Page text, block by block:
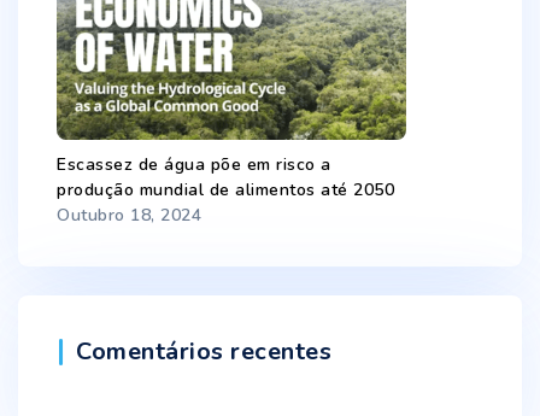
Escassez de água põe em risco a
produção mundial de alimentos até 2050
Outubro 18, 2024
Comentários recentes